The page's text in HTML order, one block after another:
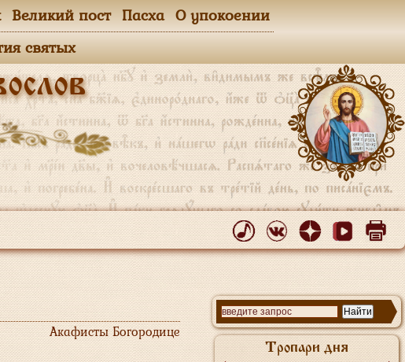
Великий пост Пасха О упокоении
святых
Акафисты Богородице
Тропари дня